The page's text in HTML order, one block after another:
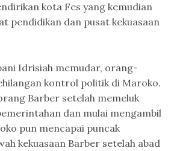
kota Fes yang kemudian
pendidikan dan pusat kekuasaan
Idrisiah memudar, orang-
kontrol politik di Maroko.
Barber setelah memeluk
dan mulai mengambil
pun mencapai puncak
kekuasaan Barber setelah abad